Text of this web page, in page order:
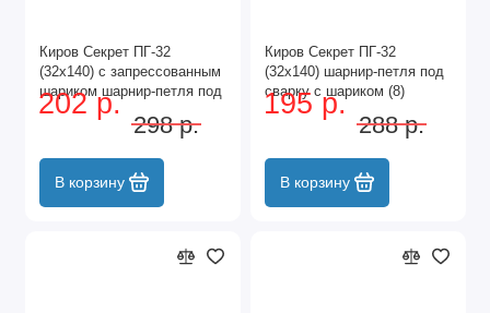
Киров Секрет ПГ-32
(32х140) с запрессованным
шариком шарнир-петля под
сварку (8)
202 р.
298 р.
В корзину
Киров Секрет ПГ-32
(32х140) шарнир-петля под
сварку с шариком (8)
195 р.
288 р.
В корзину